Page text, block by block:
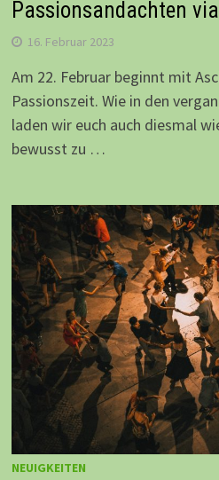
Passionsandachten
16. Februar 2023
Am 22. Februar beginnt mit
Passionszeit. Wie in den
laden wir euch auch diesmal
bewusst zu …
NEUIGKEITEN